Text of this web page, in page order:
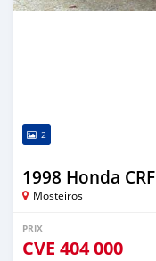
2
1998 Honda CRF
Mosteiros
PRIX
CVE 404 000